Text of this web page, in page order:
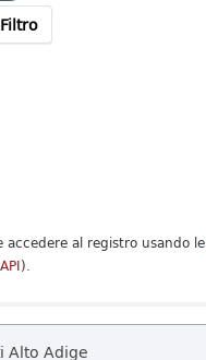
accedere al registro usando le
).
Alto Adige